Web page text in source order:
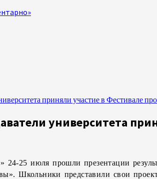
приняли участие в Фестивале
университета
25 июля прошли презентации
Школьники представили свои